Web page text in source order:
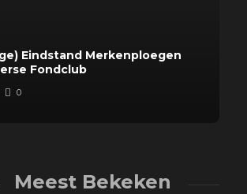
Eindstand Merkenploegen
Fondclub
0
Meest Bekeken